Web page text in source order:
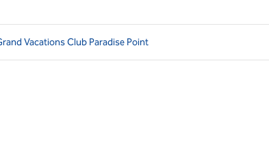
Vacations Club Paradise Point